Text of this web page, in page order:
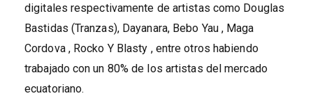
digitales respectivamente de artistas como Douglas
Bastidas (Tranzas), Dayanara, Bebo Yau , Maga
Cordova , Rocko Y Blasty , entre otros habiendo
trabajado con un 80% de los artistas del mercado
ecuatoriano.